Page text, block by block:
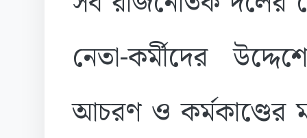
নেতা-কর্মীদের
আচরণ ও কর্মকাণ্ডের